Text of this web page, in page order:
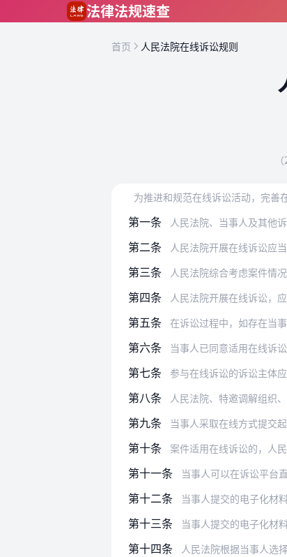
法律法规速查
首页 人民法院在线诉讼规则
第一条
人民法院、当事人及其他诉讼参
第二条 人民法院开展在线诉讼应
第三条 人民法院综合考虑案件情
第四条 人民法院开展在线诉讼，
第五条 在诉讼过程中，如存在当事
第六条 当事人已同意适用在线诉讼，但
第七条 参与在线诉讼的诉讼主体应当先
第八条 人民法院、特邀调解组织、特邀
第九条 当事人采取在线方式提交
第十条 案件适用在线诉讼的，人民法院
第十一条 当事人可以在诉讼平台
第十二条 当事人提交的电子化材
第十三条 当事人提交的电子化材
第十四条 人民法院根据当事人选